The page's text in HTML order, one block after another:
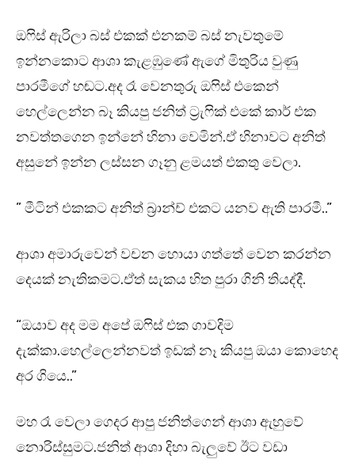
ඔෆිස් ඇරිලා බස් එකක් එනකම් බස් නැවතුමේ
ඉන්නකොට ආශා කැළඹුණේ ඇගේ මිතුරිය වුණු
පාරමීගේ හඬට.අද රෑ වෙනතුරු ඔෆිස් එකෙන්
හෙල්ලෙන්න බෑ කියපු ජනිත් ට්‍රැෆික් එකේ කාර් එක
නවත්තගෙන ඉන්නේ හිනා වෙමින්.ඒ හිනාවට අනිත්
අසුනේ ඉන්න ලස්සන ගෑනු ළමයත් එකතු වෙලා.
” මීටින් එකකට අනිත් බ්‍රාන්ච් එකට යනව ඇති පාරමී..”
ආශා අමාරුවෙන් වචන හොයා ගත්තේ වෙන කරන්න
දෙයක් නැතිකමට.ඒත් සැකය හිත පුරා ගිනි තියද්දී.
“ඔයාව අද මම අපේ ඔෆිස් එක ගාවදිම
දැක්කා.හෙල්ලෙන්නවත් ඉඩක් නෑ කියපු ඔයා කොහෙද
අර ගියෙ..”
මහ රෑ වෙලා ගෙදර ආපු ජනිත්ගෙන් ආශා ඇහුවේ
නොරිස්සුමට.ජනිත් ආශා දිහා බැලුවේ ඊට වඩා